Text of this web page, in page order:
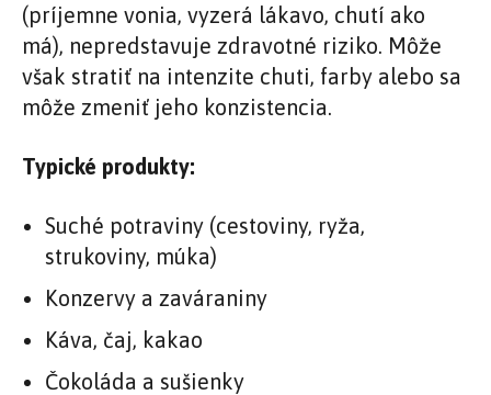
(príjemne vonia, vyzerá lákavo, chutí ako
má), nepredstavuje zdravotné riziko. Môže
však stratiť na intenzite chuti, farby alebo sa
môže zmeniť jeho konzistencia.
Typické produkty:
Suché potraviny (cestoviny, ryža,
strukoviny, múka)
Konzervy a zaváraniny
Káva, čaj, kakao
Čokoláda a sušienky